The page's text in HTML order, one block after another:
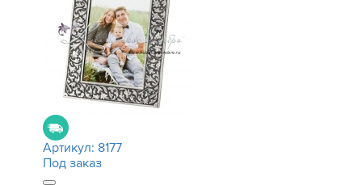
Артикул: 8177
Под заказ